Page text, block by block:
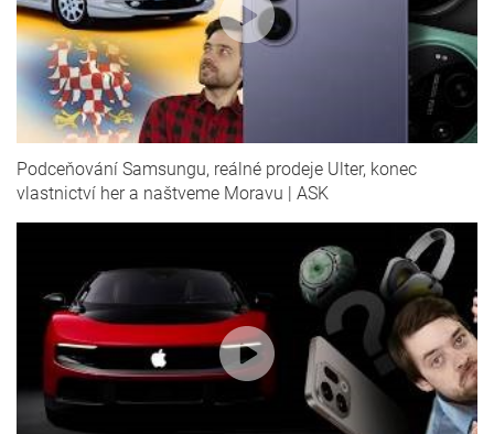
Podceňování Samsungu, reálné prodeje Ulter, konec
vlastnictví her a naštveme Moravu | ASK